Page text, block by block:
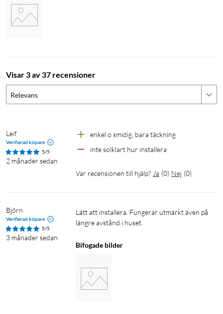
Visar 3 av 37 recensioner
Relevans
Leif
Verifierad köpare
5/5
2 månader sedan
enkel o smidig, bara täckning
inte solklart hur installera
Var recensionen till hjälp? Ja (0) Nej (0)
Björn
Verifierad köpare
5/5
3 månader sedan
Lätt att installera. Fungerar utmärkt även på
längre avstånd i huset.
Bifogade bilder